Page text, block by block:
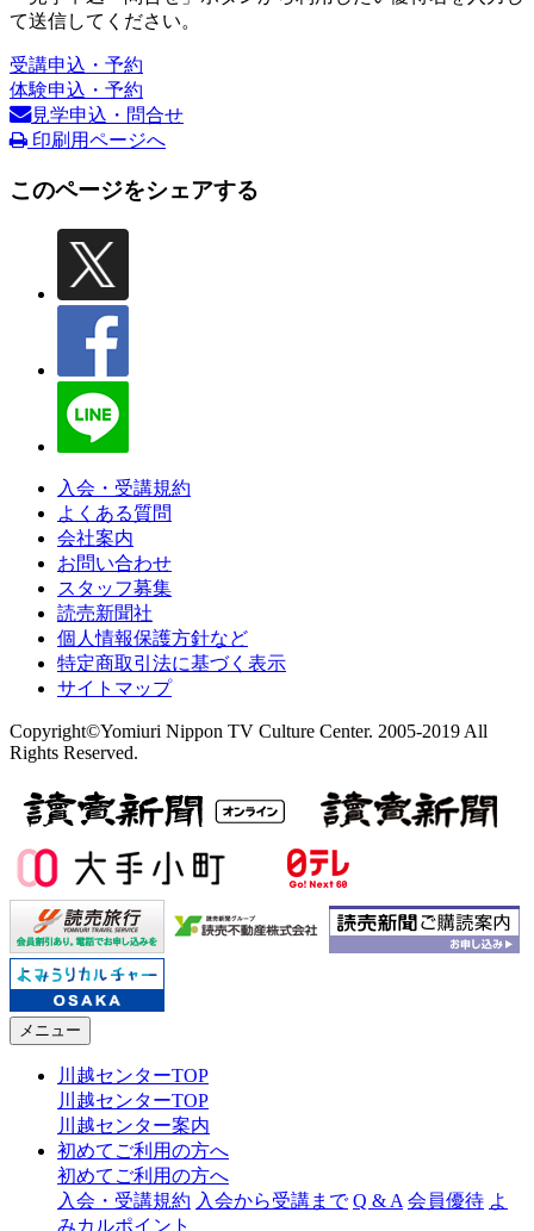
て送信してください。
受講申込・予約
体験申込・予約
見学申込・問合せ
印刷用ページへ
このページをシェアする
入会・受講規約
よくある質問
会社案内
お問い合わせ
スタッフ募集
読売新聞社
個人情報保護方針など
特定商取引法に基づく表示
サイトマップ
Copyright©Yomiuri Nippon TV Culture Center. 2005-2019 All
Rights Reserved.
メニュー
川越センターTOP
川越センターTOP
川越センター案内
初めてご利用の方へ
初めてご利用の方へ
入会・受講規約 入会から受講まで Q & A 会員優待 よ
みカルポイント